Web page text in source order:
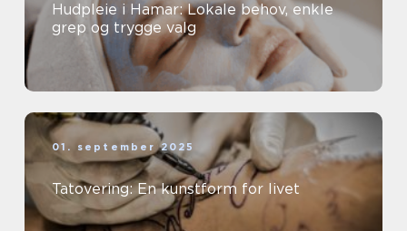
Hudpleie i Hamar: Lokale behov, enkle
grep og trygge valg
01. september 2025
Tatovering: En kunstform for livet